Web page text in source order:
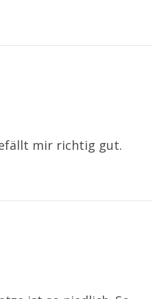
mir richtig gut.